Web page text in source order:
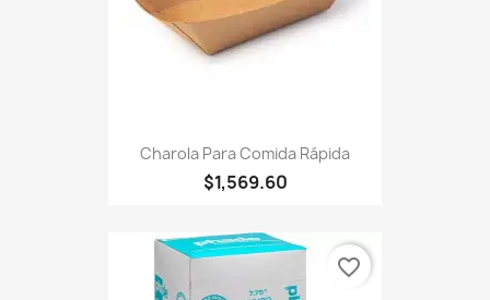
Charola Para Comida Rápida
$1,569.60
favorite_border